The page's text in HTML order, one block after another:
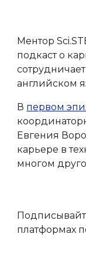
Ментор
подкаст о
английском
В первом
Евгения
карьере в
многом
платформах